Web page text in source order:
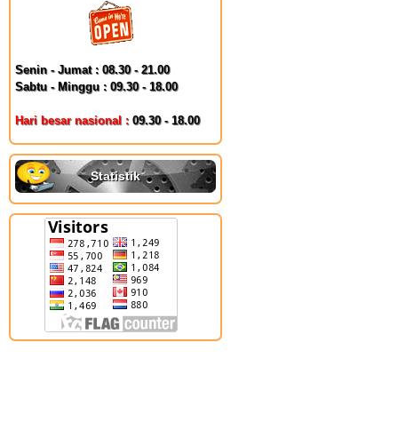
Senin - Jumat : 08.30 - 21.00
Sabtu - Minggu : 09.30 - 18.00
Hari besar nasional : 09.30 - 18.00
Statistik